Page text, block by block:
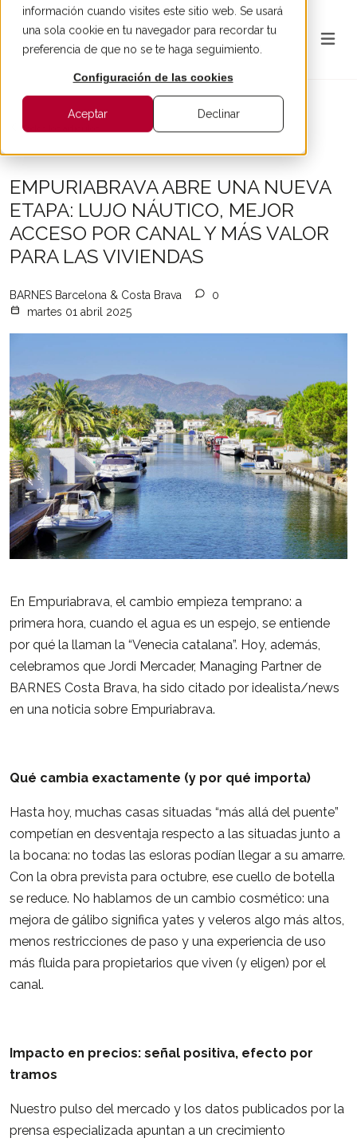
información cuando visites este sitio web. Se usará
una sola cookie en tu navegador para recordar tu
preferencia de que no se te haga seguimiento.
Configuración de las cookies
Aceptar Declinar
Todos los artículos
EMPURIABRAVA ABRE UNA NUEVA
ETAPA: LUJO NÁUTICO, MEJOR
ACCESO POR CANAL Y MÁS VALOR
PARA LAS VIVIENDAS
BARNES Barcelona & Costa Brava
0
martes 01 abril 2025
En Empuriabrava, el cambio empieza temprano: a
primera hora, cuando el agua es un espejo, se entiende
por qué la llaman la “Venecia catalana”. Hoy, además,
celebramos que Jordi Mercader, Managing Partner de
BARNES Costa Brava, ha sido citado por idealista/news
en una noticia sobre Empuriabrava.
Qué cambia exactamente (y por qué importa)
Hasta hoy, muchas casas situadas “más allá del puente”
competían en desventaja respecto a las situadas junto a
la bocana: no todas las esloras podían llegar a su amarre.
Con la obra prevista para octubre, ese cuello de botella
se reduce. No hablamos de un cambio cosmético: una
mejora de gálibo significa yates y veleros algo más altos,
menos restricciones de paso y una experiencia de uso
más fluida para propietarios que viven (y eligen) por el
canal.
Impacto en precios: señal positiva, efecto por
tramos
Nuestro pulso del mercado y los datos publicados por la
prensa especializada apuntan a un crecimiento